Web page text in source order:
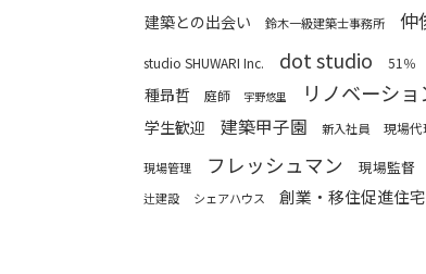
建築との出会い 鈴木一級建築士事務所 仲
studio SHUWARI Inc. dot studio 51％
種昻哲 庭師 宇野悠里 リノベーショ
学生歓迎 建築甲子園 新入社員 現場代
現場管理 フレッシュマン 現場監督
辻建設
シェアハウス 創業・移住促進住宅